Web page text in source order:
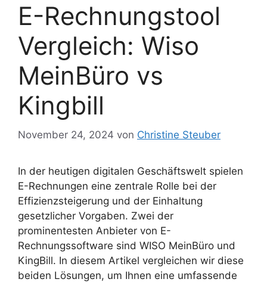
E-Rechnungstool
Vergleich: Wiso
MeinBüro vs
Kingbill
November 24, 2024 von Christine Steuber
In der heutigen digitalen Geschäftswelt spielen
E-Rechnungen eine zentrale Rolle bei der
Effizienzsteigerung und der Einhaltung
gesetzlicher Vorgaben. Zwei der
prominentesten Anbieter von E-
Rechnungssoftware sind WISO MeinBüro und
KingBill. In diesem Artikel vergleichen wir diese
beiden Lösungen, um Ihnen eine umfassende